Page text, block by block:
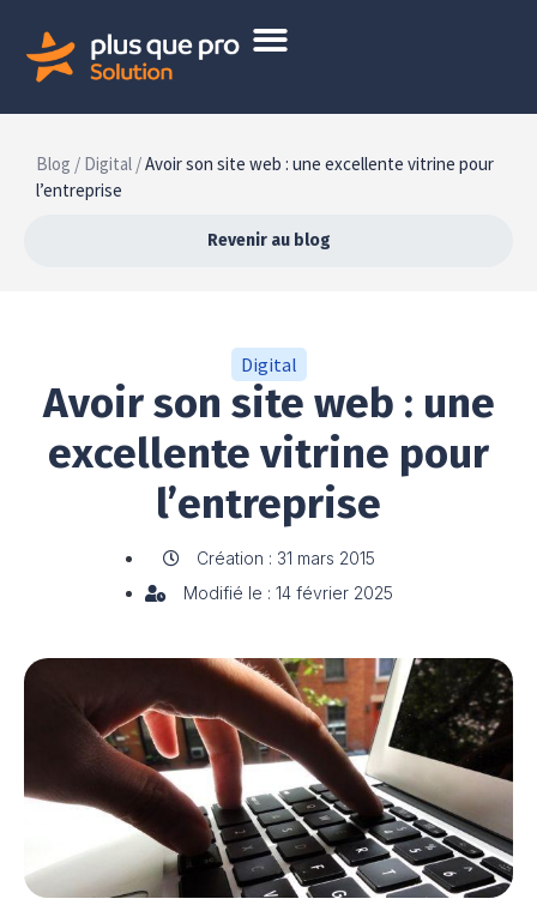
Blog / Digital /Avoir son site web : une excellente vitrine pour
l’entreprise
Revenir au blog
Digital
Avoir son site web : une
excellente vitrine pour
l’entreprise
Création : 31 mars 2015
Modifié le : 14 février 2025